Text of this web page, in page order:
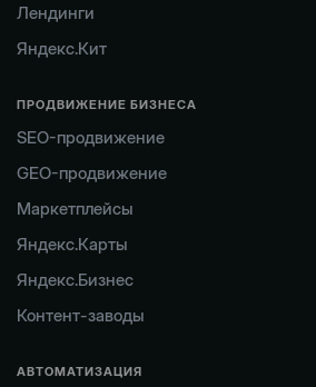
Лендинги
Яндекс.Кит
ПРОДВИЖЕНИЕ БИЗНЕСА
SEO-продвижение
GEO-продвижение
Маркетплейсы
Яндекс.Карты
Яндекс.Бизнес
Контент-заводы
АВТОМАТИЗАЦИЯ